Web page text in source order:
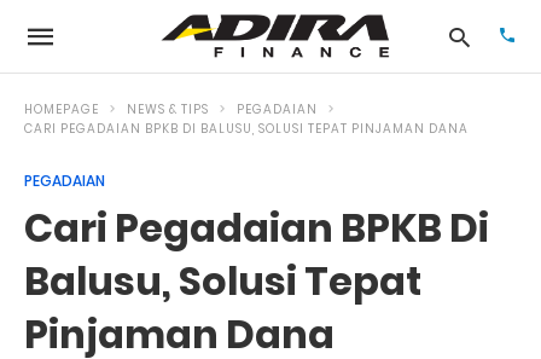
HOMEPAGE NEWS & TIPS
PEGADAIAN
CARI PEGADAIAN BPKB DI BALUSU, SOLUSI TEPAT PINJAMAN DANA
PEGADAIAN
Cari Pegadaian BPKB Di
Balusu, Solusi Tepat
Pinjaman Dana